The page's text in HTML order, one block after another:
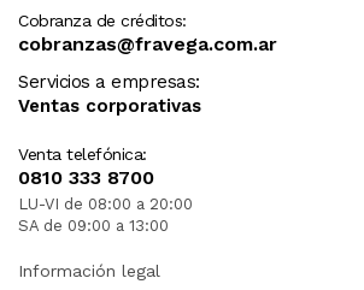
Cobranza de créditos:
cobranzas@fravega.com.ar
Servicios a empresas:
Ventas corporativas
Venta telefónica:
0810 333 8700
LU-VI de 08:00 a 20:00
SA de 09:00 a 13:00
Información legal